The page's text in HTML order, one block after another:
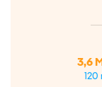
3,6
120